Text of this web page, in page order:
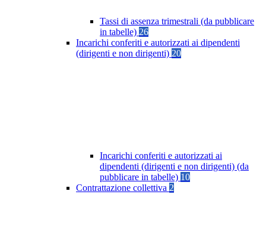
Tassi di assenza trimestrali (da pubblicare
in tabelle) 26
Incarichi conferiti e autorizzati ai dipendenti
(dirigenti e non dirigenti) 20
Incarichi conferiti e autorizzati ai
dipendenti (dirigenti e non dirigenti) (da
pubblicare in tabelle) 10
Contrattazione collettiva 2